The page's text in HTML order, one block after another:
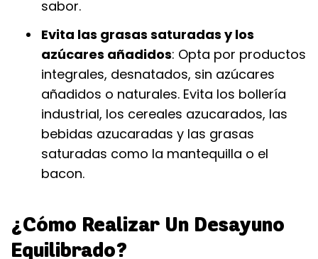
sabor.
Evita las grasas saturadas y los
azúcares añadidos: Opta por productos
integrales, desnatados, sin azúcares
añadidos o naturales. Evita los bollería
industrial, los cereales azucarados, las
bebidas azucaradas y las grasas
saturadas como la mantequilla o el
bacon.
¿Cómo Realizar Un Desayuno
Equilibrado?